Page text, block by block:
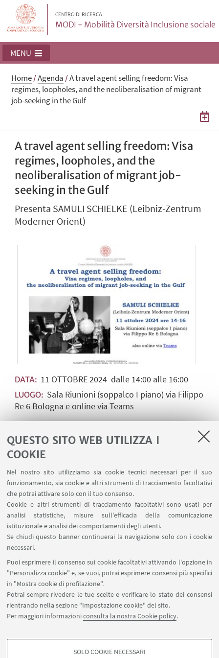
QUESTO SITO WEB UTILIZZA I
COOKIE
Nel nostro sito utilizziamo sia cookie tecnici necessari per il suo
funzionamento, sia cookie e altri strumenti di tracciamento facoltativi
che potrai attivare solo con il tuo consenso.
Cookie e altri strumenti di tracciamento facoltativi sono usati per
analisi statistiche, misure sull'efficacia della comunicazione
istituzionale e analisi dei comportamenti degli utenti.
Se chiudi questo banner continuerai la navigazione solo con i cookie
necessari.
Puoi esprimere il consenso sui cookie facoltativi attivando l'opzione in
"Personalizza cookie" e, se vuoi, potrai esprimere consensi più specifici
in "Mostra cookie di profilazione".
Potrai sempre rivedere le tue scelte e verificare lo stato dei consensi
rientrando nella sezione "Impostazione cookie" del sito.
Per maggiori informazioniconsulta la nostra Cookie policy.
SOLO COOKIE NECESSARI
CENTRO DI RICERCA
MODI - Mobilità Diversità Inclusione sociale
MENU
Home/Agenda /A travel agent selling freedom: Visa
regimes, loopholes, and the neoliberalisation of migrant
job-seeking in the Gulf
A travel agent selling freedom: Visa
regimes, loopholes, and the
neoliberalisation of migrant job-
seeking in the Gulf
Presenta SAMULI SCHIELKE (Leibniz-Zentrum
Moderner Orient)
DATA: 11 OTTOBRE2024dalle 14:00 alle 16:00
LUOGO: Sala Riunioni (soppalco I piano) via Filippo
Re 6 Bologna e online via Teams
IN EVIDENZA